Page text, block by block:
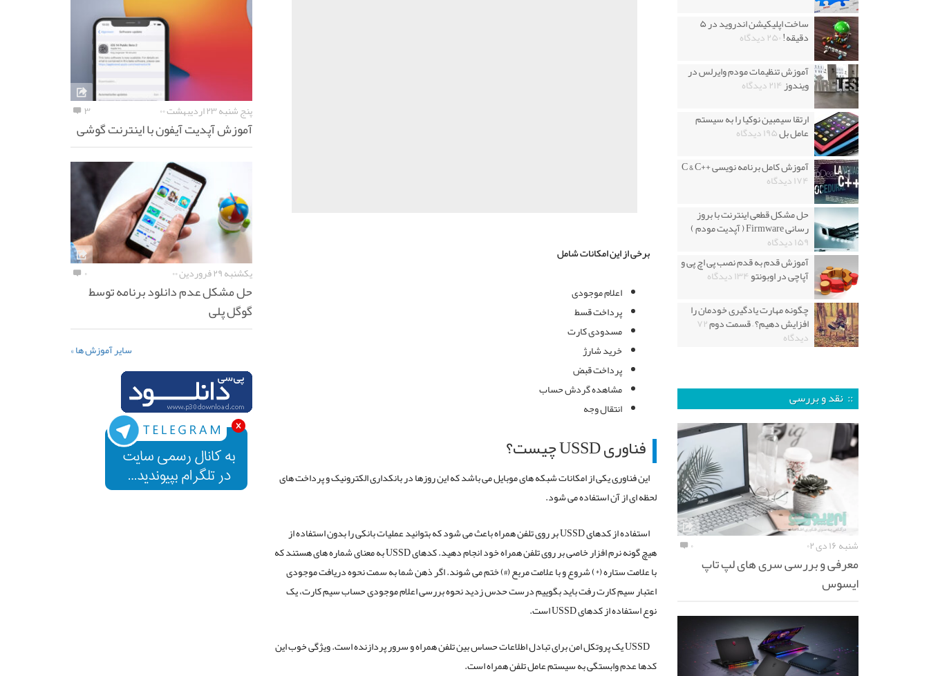
برخی از این امکانات شامل
اعلام موجودی
پرداخت قسط
مسدودی کارت
خرید شارژ
پرداخت قبض
مشاهده گردش حساب
انتقال وجه
فناوری USSD چیست؟
این فناوری یکی از امکانات شبکه های موبایل می باشد که این روزها در بانکداری الکترونیک و پرداخت های
لحظه ای از آن استفاده می شود.
استفاده از کدهای USSD بر روی تلفن همراه باعث می شود که بتوانید عملیات بانکی را بدون استفاده از
هیچ گونه نرم افزار خاصی بر روی تلفن همراه خود انجام دهید. کدهای USSD به معنای شماره های هستند که
با علامت ستاره (*) شروع و با علامت مربع (#) ختم می شوند. اگر ذهن شما به سمت نحوه دریافت موجودی
اعتبار سیم کارت رفت باید بگوییم درست حدس زدید نحوه بررسی اعلام موجودی حساب سیم کارت، یک
نوع استفاده از کدهای USSD است.
USSD یک پروتکل امن برای تبادل اطلاعات حساس بین تلفن همراه و سرور پردازنده است. ویژگی خوب این
کدها عدم وابستگی به سیستم عامل تلفن همراه است.
ساخت اپلیکیشن اندروید در ۵
دقیقه!۲۵۰ دیدگاه
آموزش تنظیمات مودم وایرلس در
ویندوز۲۱۴ دیدگاه
ارتقا سیمبین نوکیا را به سیستم
عامل بل۱۹۵ دیدگاه
آموزش کامل برنامه نویسی ++C & C
۱۷۴ دیدگاه
حل مشکل قطعی اینترنت با بروز
رسانی Firmware ( آپدیت مودم )
۱۵۹ دیدگاه
آموزش قدم به قدم نصب پی اچ پی و
آپاچی در اوبونتو۱۳۴ دیدگاه
چگونه مهارت یادگیری خودمان را
افزایش دهیم؟ – قسمت دوم۷۲
دیدگاه
:: نقد و بررسی
شنبه ۱۶ دی ۰۲ ۰
معرفی و بررسی سری های لپ تاپ
ایسوس
پنج شنبه ۲۳ اردیبهشت ۰۰ ۳
آموزش آپدیت آیفون با اینترنت گوشی
یکشنبه ۲۹ فروردین ۰۰ ۰
حل مشکل عدم دانلود برنامه توسط
گوگل پلی
سایر آموزش ها »